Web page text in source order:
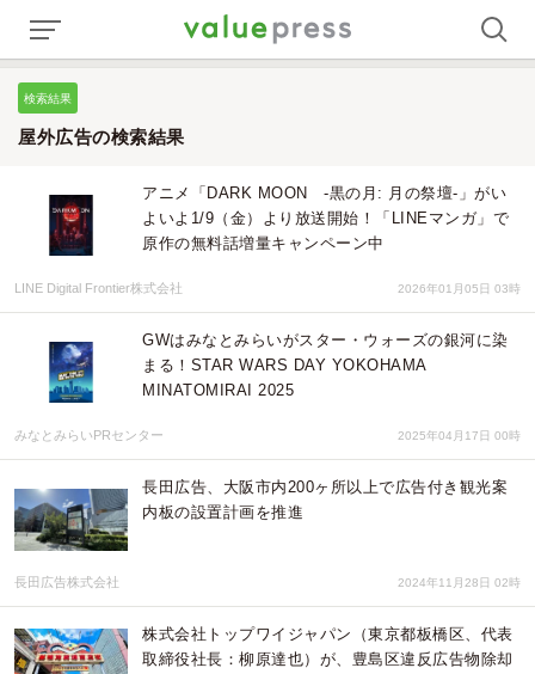
検索結果
屋外広告の検索結果
アニメ「DARK MOON -黒の月: 月の祭壇-」がい
よいよ1/9（金）より放送開始！「LINEマンガ」で
原作の無料話増量キャンペーン中
LINE Digital Frontier株式会社 2026年01月05日 03時
GWはみなとみらいがスター・ウォーズの銀河に染
まる！STAR WARS DAY YOKOHAMA
MINATOMIRAI 2025
みなとみらいPRセンター 2025年04月17日 00時
長田広告、大阪市内200ヶ所以上で広告付き観光案
内板の設置計画を推進
長田広告株式会社 2024年11月28日 02時
株式会社トップワイジャパン（東京都板橋区、代表
取締役社長：柳原達也）が、豊島区違反広告物除却